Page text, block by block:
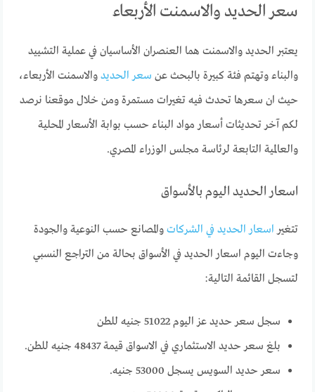
سعر الحديد والاسمنت الأربعاء
يعتبر الحديد والاسمنت هما العنصران الأساسيان في عملية التشييد
والبناء وتهتم فئة كبيرة بالبحث عن سعر الحديدوالاسمنت الأربعاء،
حيث ان سعرها تحدث فيه تغيرات مستمرة ومن خلال موقعنا نرصد
لكم آخر تحديثات أسعار مواد البناء حسب بوابة الأسعار المحلية
والعالمية التابعة لرئاسة مجلس الوزراء المصري.
اسعار الحديد اليوم بالأسواق
تتغير اسعار الحديد في الشركات والمصانع حسب النوعية والجودة
وجاءت اليوم اسعار الحديد في الأسواق بحالة من التراجع النسبي
لتسجل القائمة التالية:
سجل سعر حديد عز اليوم 51022 جنيه للطن
بلغ سعر حديد الاستثماري في الاسواق قيمة 48437 جنيه للطن.
سعر حديد السويس يسجل 53000 جنيه.